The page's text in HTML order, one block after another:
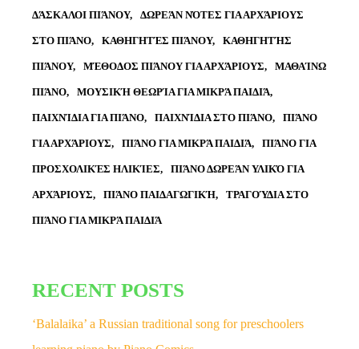
ΔΆΣΚΑΛΟΙ ΠΙΆΝΟΥ ΔΩΡΕΆΝ ΝΌΤΕΣ ΓΙΑ ΑΡΧΆΡΙΟΥΣ
ΣΤΟ ΠΙΆΝΟ ΚΑΘΗΓΗΤΈΣ ΠΙΆΝΟΥ ΚΑΘΗΓΗΤΉΣ
ΠΙΆΝΟΥ ΜΈΘΟΔΟΣ ΠΙΆΝΟΥ ΓΙΑ ΑΡΧΆΡΙΟΥΣ ΜΑΘΑΊΝΩ
ΠΙΆΝΟ ΜΟΥΣΙΚΉ ΘΕΩΡΊΑ ΓΙΑ ΜΙΚΡΆ ΠΑΙΔΙΆ
ΠΑΙΧΝΊΔΙΑ ΓΙΑ ΠΙΆΝΟ ΠΑΙΧΝΊΔΙΑ ΣΤΟ ΠΙΆΝΟ ΠΙΆΝΟ
ΓΙΑ ΑΡΧΆΡΙΟΥΣ ΠΙΆΝΟ ΓΙΑ ΜΙΚΡΆ ΠΑΙΔΙΆ ΠΙΆΝΟ ΓΙΑ
ΠΡΟΣΧΟΛΙΚΈΣ ΗΛΙΚΊΕΣ ΠΙΆΝΟ ΔΩΡΕΆΝ ΥΛΙΚΌ ΓΙΑ
ΑΡΧΆΡΙΟΥΣ ΠΙΆΝΟ ΠΑΙΔΑΓΩΓΙΚΉ ΤΡΑΓΟΎΔΙΑ ΣΤΟ
ΠΙΆΝΟ ΓΙΑ ΜΙΚΡΆ ΠΑΙΔΙΆ
RECENT POSTS
‘Balalaika’ a Russian traditional song for preschoolers